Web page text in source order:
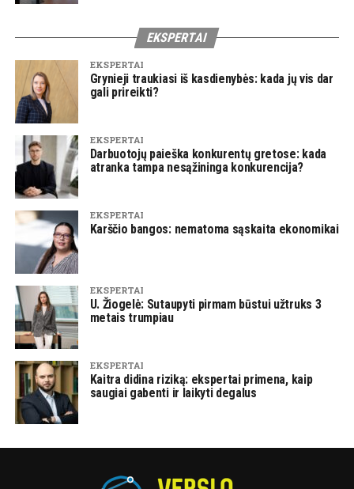
EKSPERTAI
EKSPERTAI
Grynieji traukiasi iš kasdienybės: kada jų vis dar
gali prireikti?
EKSPERTAI
Darbuotojų paieška konkurentų gretose: kada
atranka tampa nesąžininga konkurencija?
EKSPERTAI
Karščio bangos: nematoma sąskaita ekonomikai
EKSPERTAI
U. Žiogelė: Sutaupyti pirmam būstui užtruks 3
metais trumpiau
EKSPERTAI
Kaitra didina riziką: ekspertai primena, kaip
saugiai gabenti ir laikyti degalus